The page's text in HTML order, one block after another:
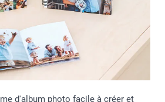
d'album photo facile à créer et